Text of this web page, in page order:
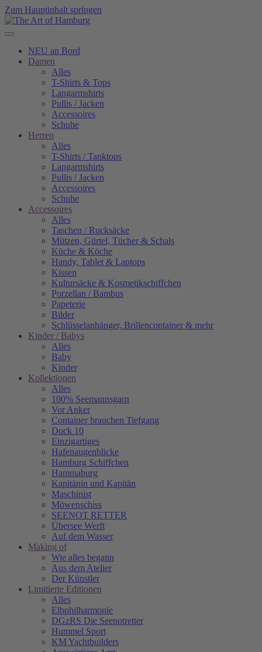
Zum Hauptinhalt springen
NEU an Bord
Damen
Alles
T-Shirts & Tops
Langarmshirts
Pullis / Jacken
Accessoires
Schuhe
Herren
Alles
T-Shirts / Tanktops
Langarmshirts
Pullis / Jacken
Accessoires
Schuhe
Accessoires
Alles
Taschen / Rucksäcke
Mützen, Gürtel, Tücher & Schals
Küche & Köche
Handy, Tablet & Laptops
Kissen
Kultursäcke & Kosmetikschiffchen
Porzellan / Bambus
Papeterie
Bilder
Schlüsselanhänger, Brillencontainer & mehr
Kinder / Babys
Alles
Baby
Kinder
Kollektionen
Alles
100% Seemannsgarn
Vor Anker
Container brauchen Tiefgang
Dock 10
Einzigartiges
Hafenaugen­blicke
Hamburg Schiffchen
Hammaburg
Kapitänin und Kapitän
Maschinist
Möwenschiss
SEENOT RETTER
Übersee Werft
Auf dem Wasser
Making of
Wie alles begann
Aus dem Atelier
Der Künstler
Limitierte Editionen
Alles
Elbphilharmonie
DGzRS Die Seenotretter
Hummel Sport
KM Yachtbuilders